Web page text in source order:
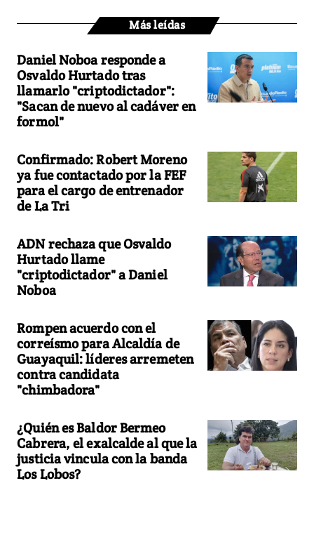
Más leídas
Daniel Noboa responde a
Osvaldo Hurtado tras
llamarlo "criptodictador":
"Sacan de nuevo al cadáver en
formol"
Confirmado: Robert Moreno
ya fue contactado por la FEF
para el cargo de entrenador
de La Tri
ADN rechaza que Osvaldo
Hurtado llame
"criptodictador" a Daniel
Noboa
Rompen acuerdo con el
correísmo para Alcaldía de
Guayaquil: líderes arremeten
contra candidata
"chimbadora"
¿Quién es Baldor Bermeo
Cabrera, el exalcalde al que la
justicia vincula con la banda
Los Lobos?